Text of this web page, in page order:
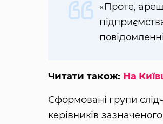
«Проте,
Читати також: На
Сформовані групи
керівників